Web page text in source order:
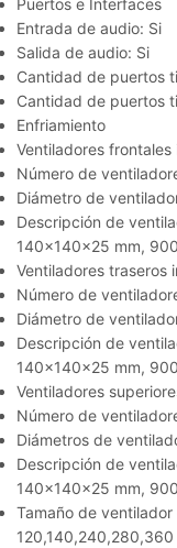
Entrada de audio: Si
Salida de audio: Si
Cantidad de puertos
Cantidad de puertos
Enfriamiento
Ventiladores
Número de
Diámetro de
Descripción de
140x140x25 mm,
Ventiladores traseros
Número de
Diámetro de
Descripción de
140x140x25 mm,
Ventiladores
Número de
Diámetros de
Descripción de
140x140x25 mm,
Tamaño de
120,140,240,280,360